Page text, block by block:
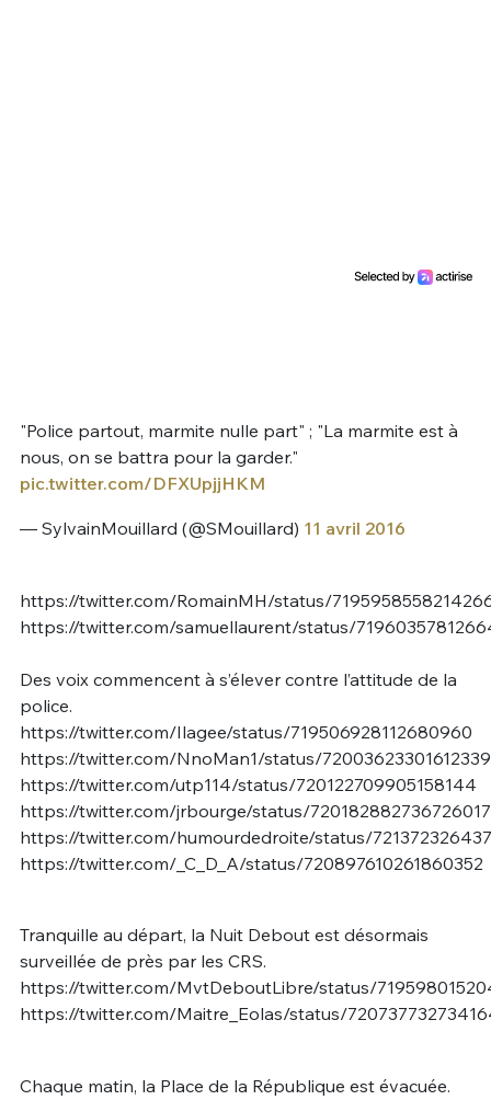
"Police partout, marmite nulle part" ; "La marmite est à
nous, on se battra pour la garder."
pic.twitter.com/DFXUpjjHKM
— SylvainMouillard (@SMouillard) 11 avril 2016
https://twitter.com/RomainMH/status/
https://twitter.com/samuellaurent/status/
Des voix commencent à s’élever contre l’attitude de la
police.
https://twitter.com/Ilagee/status/719506928112680960
https://twitter.com/NnoMan1/status/
https://twitter.com/utp114/status/720122709905158144
https://twitter.com/jrbourge/status/720182882736726017
https://twitter.com/humourdedroite/status/
https://twitter.com/_C_D_A/status/720897610261860352
Tranquille au départ, la Nuit Debout est désormais
surveillée de près par les CRS.
https://twitter.com/MvtDeboutLibre/status/
https://twitter.com/Maitre_Eolas/status/
Chaque matin, la Place de la République est évacuée.